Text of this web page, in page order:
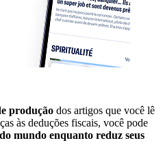
produção dos artigos que você lê
às deduções fiscais, você pode
mundo enquanto reduz seus